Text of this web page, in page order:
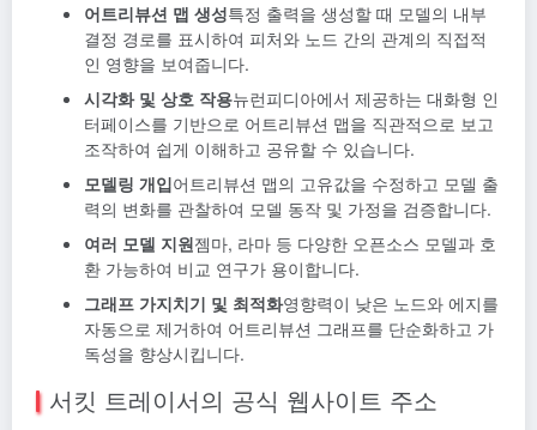
어트리뷰션 맵 생성특정 출력을 생성할 때 모델의 내부
결정 경로를 표시하여 피처와 노드 간의 관계의 직접적
인 영향을 보여줍니다.
시각화 및 상호 작용뉴런피디아에서 제공하는 대화형 인
터페이스를 기반으로 어트리뷰션 맵을 직관적으로 보고
조작하여 쉽게 이해하고 공유할 수 있습니다.
모델링 개입어트리뷰션 맵의 고유값을 수정하고 모델 출
력의 변화를 관찰하여 모델 동작 및 가정을 검증합니다.
여러 모델 지원젬마, 라마 등 다양한 오픈소스 모델과 호
환 가능하여 비교 연구가 용이합니다.
그래프 가지치기 및 최적화영향력이 낮은 노드와 에지를
자동으로 제거하여 어트리뷰션 그래프를 단순화하고 가
독성을 향상시킵니다.
서킷 트레이서의 공식 웹사이트 주소